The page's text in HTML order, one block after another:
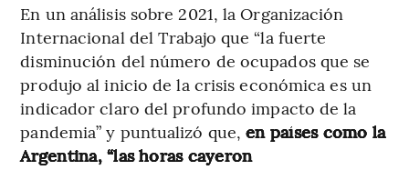
En un análisis sobre 2021, la Organización
Internacional del Trabajo que “la fuerte
disminución del número de ocupados que se
produjo al inicio de la crisis económica es un
indicador claro del profundo impacto de la
pandemia” y puntualizó que,en países como la
Argentina, “las horas cayeron